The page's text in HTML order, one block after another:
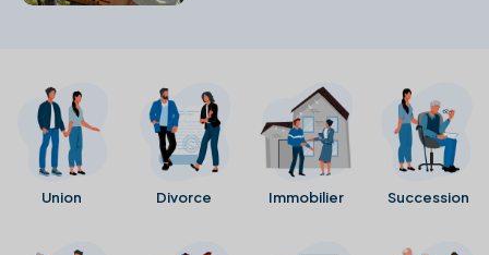
Union Divorce Immobilier Succession